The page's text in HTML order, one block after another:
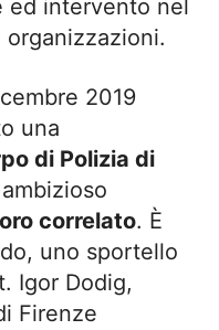
ed intervento nel
2019
una
di Polizia di
correlato. È
uno sportello
Igor Dodig,
Firenze